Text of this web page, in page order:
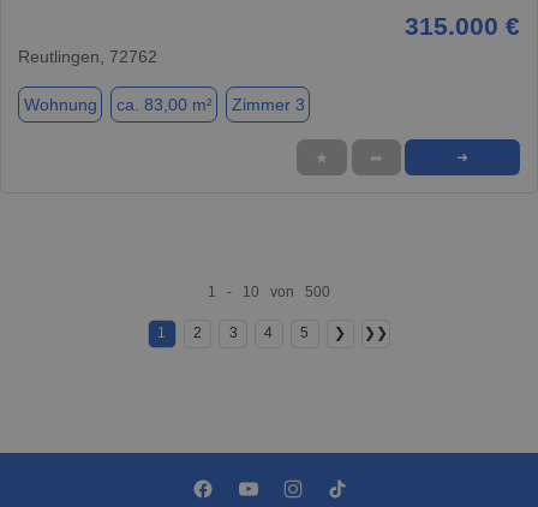
315.000 €
Reutlingen, 72762
Wohnung ca. 83,00 m² Zimmer 3
★ ➦ ➜
1 - 10 von 500
1 2 3 4 5 ❯ ❯❯